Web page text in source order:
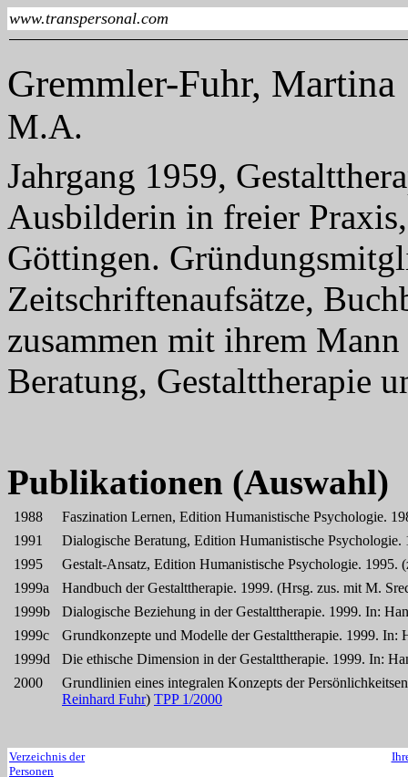
www.transpersonal.com
Gremmler-Fuhr, Martina
M.A.
Jahrgang 1959,
Ausbilderin in freier
Göttingen.
Zeitschriftenaufsätze,
zusammen mit ihrem
Beratung, Gestalttherapie
Publikationen (Auswahl)
1988
Faszination Lernen, Edition Humanistische Psychologie.
1991
Dialogische Beratung, Edition Humanistische
1995
Gestalt-Ansatz, Edition Humanistische Psychologie. 1995.
1999a
Handbuch der Gestalttherapie. 1999. (Hrsg. zus. mit M.
1999b
Dialogische Beziehung in der Gestalttherapie. 1999. In:
1999c
Grundkonzepte und Modelle der Gestalttherapie. 1999. In:
1999d
Die ethische Dimension in der Gestalttherapie. 1999. In:
2000
Grundlinien eines integralen Konzepts der
Reinhard Fuhr) TPP 1/2000
Verzeichnis der
Personen